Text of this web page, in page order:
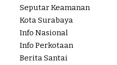
Seputar Keamanan
Kota Surabaya
Info Nasional
Info Perkotaan
Berita Santai